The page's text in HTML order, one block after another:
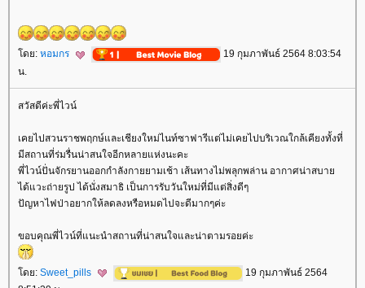
ดย: หอมกร
19 กุมภาพันธ์ 2564 8:03:54
น.
สวัสดีค่ะพี่ไวน์
เคยไปสวนราชพฤกษ์และเชียงใหม่ไนท์ซาฟารีแต่ไม่เคยไปบริเวณใกล้เคียงทั้งที่
มีสถานที่ร่มรื่นน่าสนใจอีกหลายแห่งนะคะ
พี่ไวน์ปั่นจักรยานออกกำลังกายยามเช้า เส้นทางไม่พลุกพล่าน อากาศน่าสบา
ได้แวะถ่ายรูป ได้นั่งสมาธิ เป็นการรับวันใหม่ที่มีแต่สิ่งดีๆ
ปัญหาไฟป่าอยากให้ลดลงหรือหมดไปจะดีมากๆค่ะ
ขอบคุณพี่ไวน์ที่แนะนำสถานที่น่าสนใจและน่าตามรอยค่ะ
ดย: Sweet_pills
19 กุมภาพันธ์ 2564